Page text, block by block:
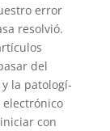
error
resolvió.
del
y la patologí­
con